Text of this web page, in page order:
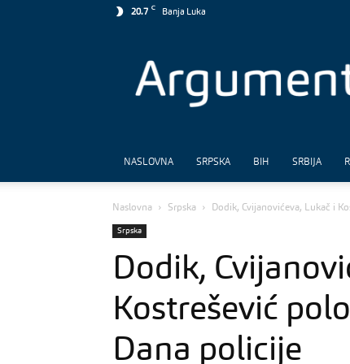
20.7
C
Banja Luka
NASLOVNA SRPSKA BIH SRBIJA
Naslovna Srpska Dodik, Cvijanovićeva, Lukač i
Srpska
Dodik,
Kostrešević
Dana policije